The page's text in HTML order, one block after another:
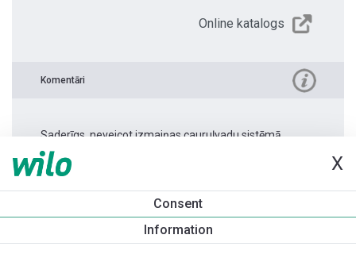
X
Consent
Information
Online katalogs
Komentāri
Saderīgs, neveicot izmaiņas cauruļvadu sistēmā.
Produkta informācija